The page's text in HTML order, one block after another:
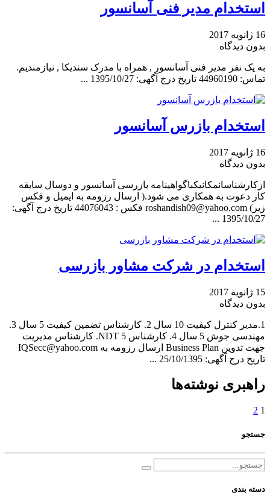
استخدام مدیر فنی آسانسور
16 ژانویه 2017
بدون دیدگاه
به یک نفر مدیر فنی آسانسور , همراه با مدرک سندیکا , نیازمندیم.
تماس: 44960190 تاریخ درج آگهی: 1395/10/27 ...
استخدام بازرس آسانسور
16 ژانویه 2017
بدون دیدگاه
ازکارشناسان‎مکانیک‎باگواهینامه بازرسی آسانسور و دوسال سابقه
کار دعوت به همکاری می شود.( ارسال رزومه به ایمیل و فکس
زیر) roshandish09@yahoo.com فکس : 44076043 تاریخ درج آگهی:
1395/10/27 ...
استخدام در شرکت مشاور بازرسی
15 ژانویه 2017
بدون دیدگاه
1.مدیر کنترل کیفیت 10 سال 2. کارشناس تضمین کیفیت 5 سال 3.
مهندسی جوش 5 سال 4. کارشناس NDT 5. کارشناس مدیریت
جهت تدوین Business Plan ارسال رزومه به IQSecc@yahoo.com
تاریخ درج آگهی: 25/10/1395 ...
راهبری نوشته‌ها
1
2
جستجو
دسته بندی